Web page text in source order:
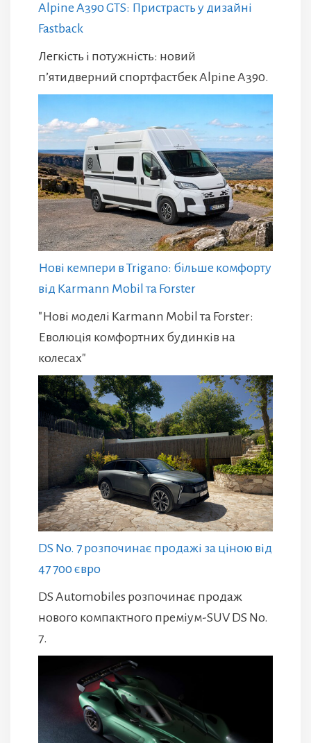
Alpine A390 GTS: Пристрасть у дизайні
Fastback
Легкість і потужність: новий
п’ятидверний спортфастбек Alpine A390.
Нові кемпери в Trigano: більше комфорту
від Karmann Mobil та Forster
"Нові моделі Karmann Mobil та Forster:
Еволюція комфортних будинків на
колесах"
DS No. 7 розпочинає продажі за ціною від
47 700 євро
DS Automobiles розпочинає продаж
нового компактного преміум-SUV DS No.
7.